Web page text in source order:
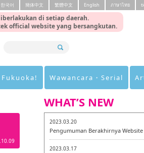
di setiap daerah.
official website yang bersangkutan.
한국어 簡体中文 繁體中文 English ภาษาไทย
Wawancara・Serial
WHAT’S NEW
2023.03.20
Pengumuman Berakhirnya
2023.03.17